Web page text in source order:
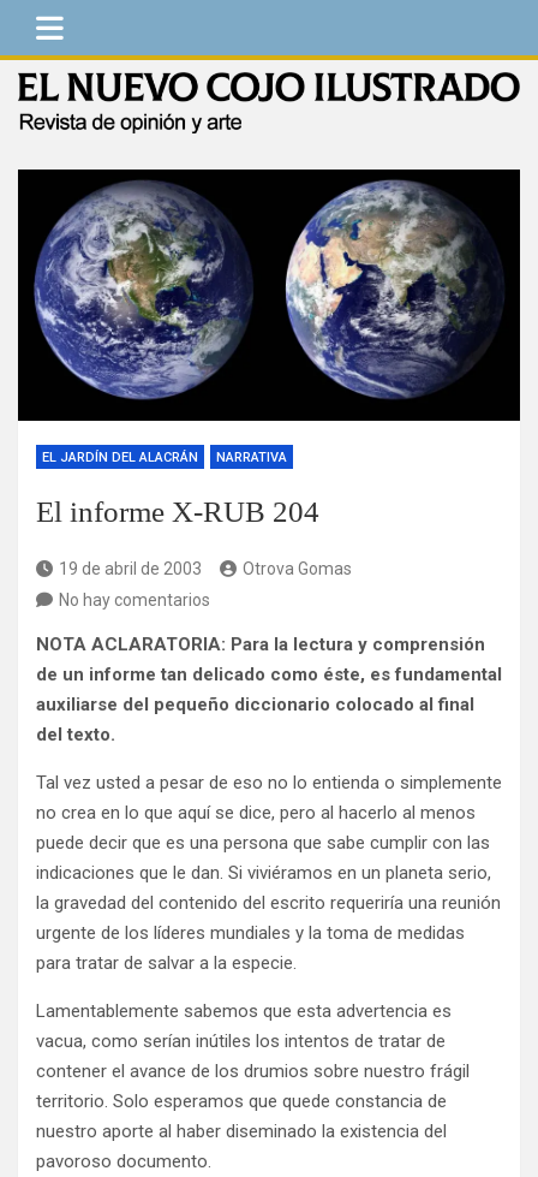
Saltar
contenido
EL JARDÍN DEL ALACRÁN NARRATIVA
El informe X-RUB 204
19 de abril de 2003
Otrova Gomas
No hay comentarios
NOTA ACLARATORIA: Para la lectura y comprensión
de un informe tan delicado como éste, es fundamental
auxiliarse del pequeño diccionario colocado al final
del texto.
Tal vez usted a pesar de eso no lo entienda o simplemente
no crea en lo que aquí se dice, pero al hacerlo al menos
puede decir que es una persona que sabe cumplir con las
indicaciones que le dan. Si viviéramos en un planeta serio,
la gravedad del contenido del escrito requeriría una reunión
urgente de los líderes mundiales y la toma de medidas
para tratar de salvar a la especie.
Lamentablemente sabemos que esta advertencia es
vacua, como serían inútiles los intentos de tratar de
contener el avance de los drumios sobre nuestro frágil
territorio. Solo esperamos que quede constancia de
nuestro aporte al haber diseminado la existencia del
pavoroso documento.